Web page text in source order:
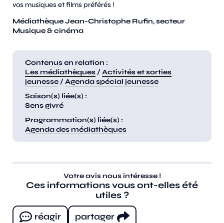
vos musiques et films préférés !
Médiathèque Jean-Christophe Rufin, secteur
Musique & cinéma
Contenus en relation :
Les médiathèques / Activités et sorties
jeunesse / Agenda spécial jeunesse
Saison(s) liée(s) :
Sens givré
Programmation(s) liée(s) :
Agenda des médiathèques
Votre avis nous intéresse !
Ces informations vous ont-elles été
utiles ?
réagir
partager